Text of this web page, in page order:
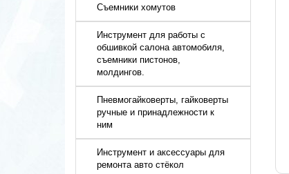
Съемники хомутов
Инструмент для работы с
обшивкой салона автомобиля,
съемники пистонов,
молдингов.
Пневмогайковерты, гайковерты
ручные и принадлежности к
ним
Инструмент и аксессуары для
ремонта авто стёкол